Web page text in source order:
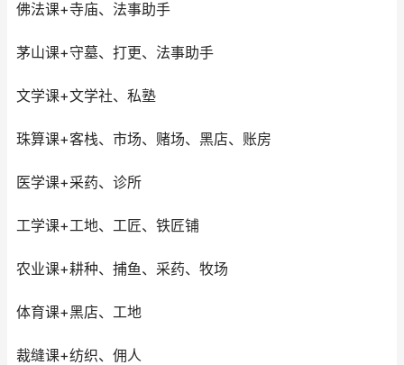
佛法课+寺庙、法事助手
茅山课+守墓、打更、法事助手
文学课+文学社、私塾
珠算课+客栈、市场、赌场、黑店、账房
医学课+采药、诊所
工学课+工地、工匠、铁匠铺
农业课+耕种、捕鱼、采药、牧场
体育课+黑店、工地
裁缝课+纺织、佣人